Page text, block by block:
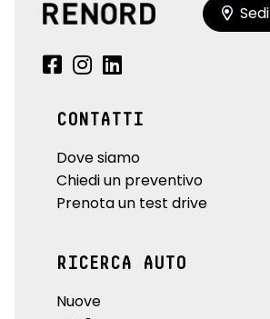
Sedi
CONTATTI
Dove siamo
Chiedi un preventivo
Prenota un test drive
RICERCA AUTO
Nuove